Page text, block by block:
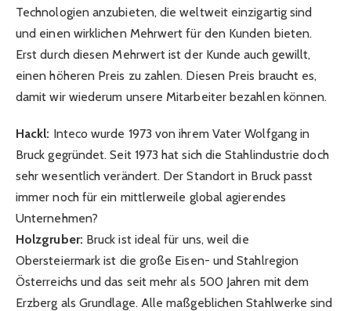
Technologien anzubieten, die weltweit einzigartig sind
und einen wirklichen Mehrwert für den Kunden bieten.
Erst durch diesen Mehrwert ist der Kunde auch gewillt,
einen höheren Preis zu zahlen. Diesen Preis braucht es,
damit wir wiederum unsere Mitarbeiter bezahlen können.
Hackl: Inteco wurde 1973 von ihrem Vater Wolfgang in
Bruck gegründet. Seit 1973 hat sich die Stahlindustrie doch
sehr wesentlich verändert. Der Standort in Bruck passt
immer noch für ein mittlerweile global agierendes
Unternehmen?
Holzgruber: Bruck ist ideal für uns, weil die
Obersteiermark ist die große Eisen- und Stahlregion
Österreichs und das seit mehr als 500 Jahren mit dem
Erzberg als Grundlage. Alle maßgeblichen Stahlwerke sind